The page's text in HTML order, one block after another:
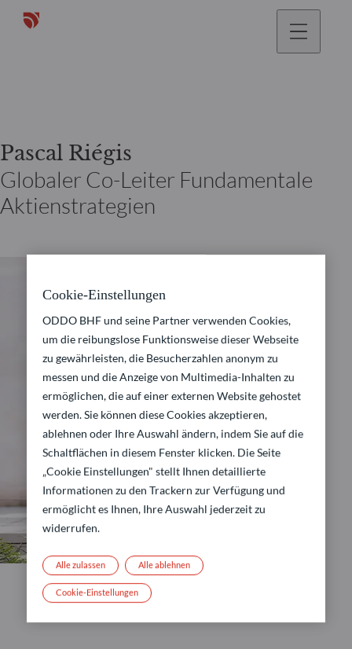
Pascal Riégis
Globaler Co-Leiter Fundamentale
Aktienstrategien
Cookie-Einstellungen
ODDO BHF und seine Partner verwenden Cookies,
um die reibungslose Funktionsweise dieser Webseite
zu gewährleisten, die Besucherzahlen anonym zu
messen und die Anzeige von Multimedia-Inhalten zu
ermöglichen, die auf einer externen Website gehostet
werden. Sie können diese Cookies akzeptieren,
ablehnen oder Ihre Auswahl ändern, indem Sie auf die
Schaltflächen in diesem Fenster klicken. Die Seite
„Cookie Einstellungen" stellt Ihnen detaillierte
Informationen zu den Trackern zur Verfügung und
ermöglicht es Ihnen, Ihre Auswahl jederzeit zu
widerrufen.
Alle ablehnen
Alle zulassen
Cookie-Einstellungen